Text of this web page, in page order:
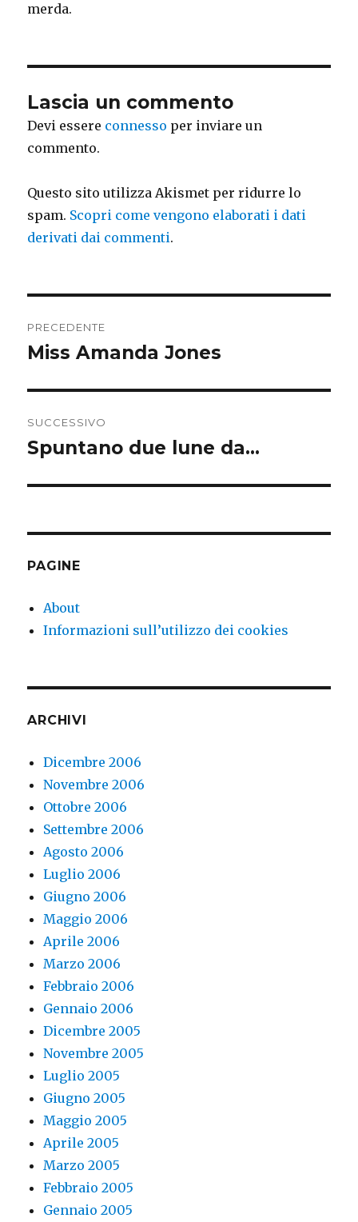
merda.
Lascia un commento
Devi essere connesso per inviare un
commento.
Questo sito utilizza Akismet per ridurre lo
spam. Scopri come vengono elaborati i dati
derivati dai commenti.
articoli
PRECEDENTE
Articolo
Miss Amanda Jones
SUCCESSIVO
Articolo
Spuntano due lune da…
PAGINE
About
Informazioni sull’utilizzo dei cookies
ARCHIVI
Dicembre 2006
Novembre 2006
Ottobre 2006
Settembre 2006
Agosto 2006
Luglio 2006
Giugno 2006
Maggio 2006
Aprile 2006
Marzo 2006
Febbraio 2006
Gennaio 2006
Dicembre 2005
Novembre 2005
Luglio 2005
Giugno 2005
Maggio 2005
Aprile 2005
Marzo 2005
Febbraio 2005
Gennaio 2005